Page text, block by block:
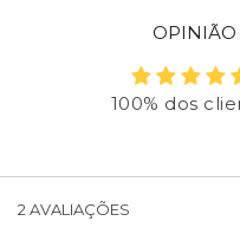
OPINIÃO
100% dos
2 AVALIAÇÕES